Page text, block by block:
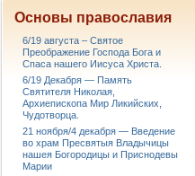
Основы православия
6/19 августа – Святое
Преображение Господа Бога и
Спаса нашего Иисуса Христа.
6/19 Декабря — Память
Святителя Николая,
Архиепископа Мир Ликийских,
Чудотворца.
21 ноября/4 декабря — Введение
во храм Пресвятыя Владычицы
нашея Богородицы и Приснодевы
Марии